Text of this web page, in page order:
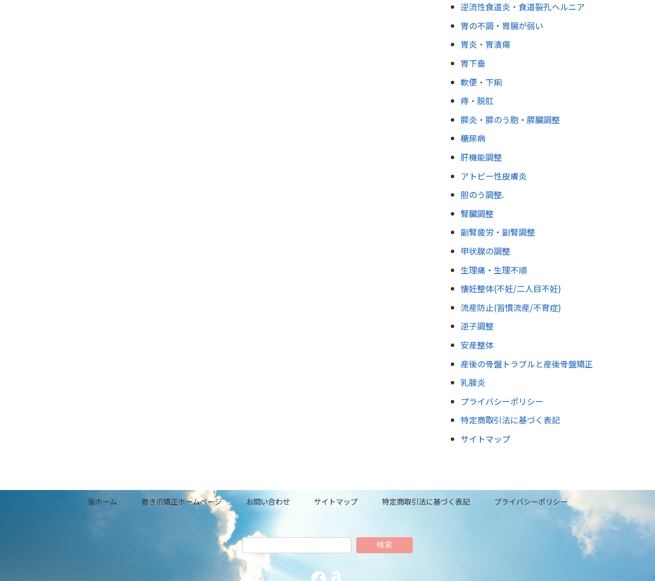
逆流性食道炎・食道裂孔ヘルニア
胃の不調・胃腸が弱い
胃炎・胃潰瘍
胃下垂
軟便・下痢
痔・脱肛
膵炎・膵のう胞・膵臓調整
糖尿病
肝機能調整
アトピー性皮膚炎
胆のう調整.
腎臓調整
副腎疲労・副腎調整
甲状腺の調整
生理痛・生理不順
懐妊整体(不妊/二人目不妊)
流産防止(習慣流産/不育症)
逆子調整
安産整体
産後の骨盤トラブルと産後骨盤矯正
乳腺炎
プライバシーポリシー
特定商取引法に基づく表記
サイトマップ
仮ホーム 巻き爪矯正ホームページ お問い合わせ サイトマップ 特定商取引法に基づく表記 プライバシーポリシー
検索